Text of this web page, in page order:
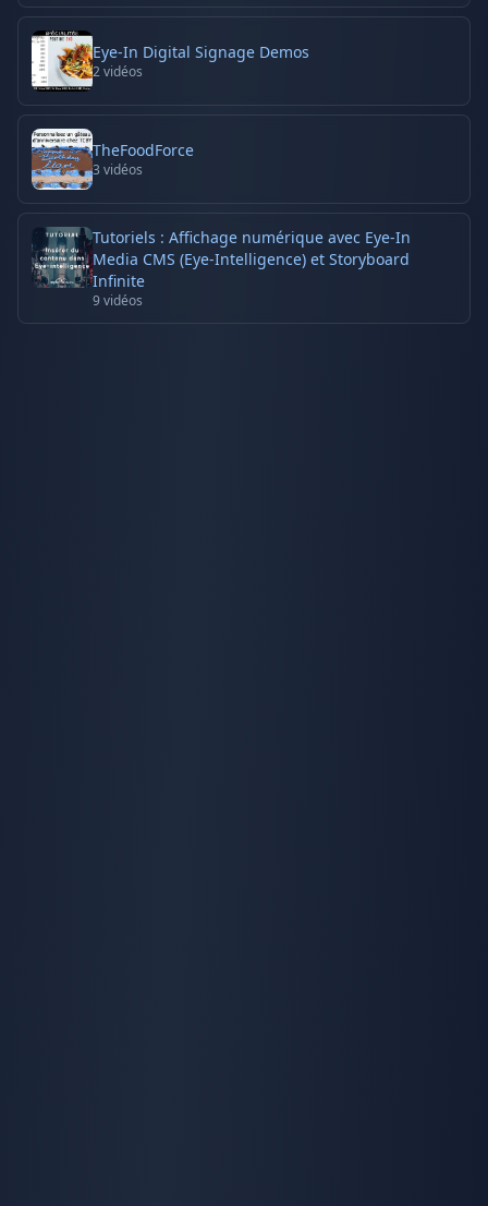
Eye-In Digital Signage Demos
2vidéos
TheFoodForce
3 vidéos
Tutoriels : Affichage numérique avec Eye-In
Media CMS (Eye-Intelligence) et Storyboard
Infinite
9vidéos